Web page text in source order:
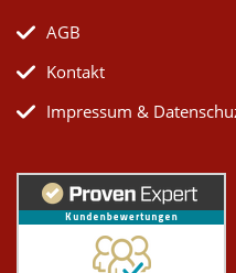
AGB
Kontakt
Impressum &